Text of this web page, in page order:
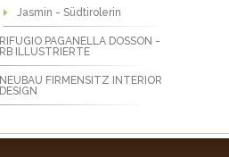
Jasmin - Südtirolerin
RIFUGIO PAGANELLA DOSSON -
RB ILLUSTRIERTE
NEUBAU FIRMENSITZ INTERIOR
DESIGN